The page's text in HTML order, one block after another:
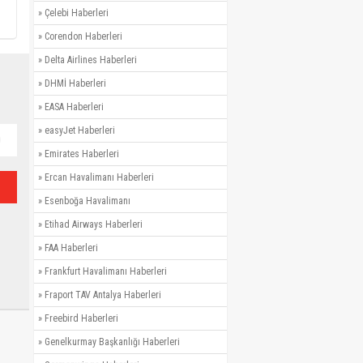
» Çelebi Haberleri
» Corendon Haberleri
» Delta Airlines Haberleri
» DHMİ Haberleri
» EASA Haberleri
» easyJet Haberleri
» Emirates Haberleri
» Ercan Havalimanı Haberleri
» Esenboğa Havalimanı
» Etihad Airways Haberleri
» FAA Haberleri
» Frankfurt Havalimanı Haberleri
» Fraport TAV Antalya Haberleri
» Freebird Haberleri
» Genelkurmay Başkanlığı Haberleri